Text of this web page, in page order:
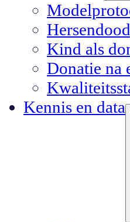
Kind als
Donatie na
Kennis en data